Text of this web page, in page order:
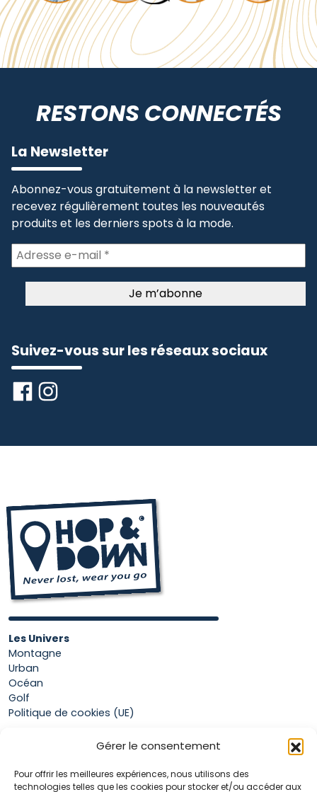
Gérer le consentement
Pour offrir les meilleures expériences, nous utilisons des
technologies telles que les cookies pour stocker et/ou accéder aux
RESTONS CONNECTÉS
La Newsletter
Abonnez-vous gratuitement à la newsletter et
recevez régulièrement toutes les nouveautés
produits et les derniers spots à la mode.
Suivez-vous sur les réseaux sociaux
Les Univers
Montagne
Urban
Océan
Golf
Politique de cookies (UE)
Mon compte